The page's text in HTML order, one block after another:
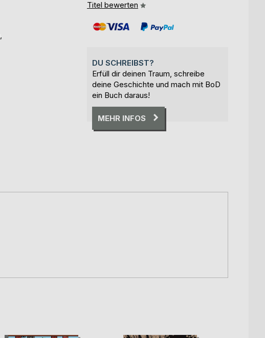
Titel bewerten
DU SCHREIBST?
Erfüll dir deinen Traum, schreibe
deine Geschichte und mach mit BoD
ein Buch daraus!
MEHR INFOS